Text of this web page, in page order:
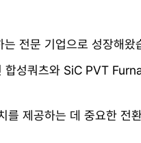
전문 기업으로 성장해왔
성쿼츠와 SiC PVT
를 제공하는 데 중요한 전